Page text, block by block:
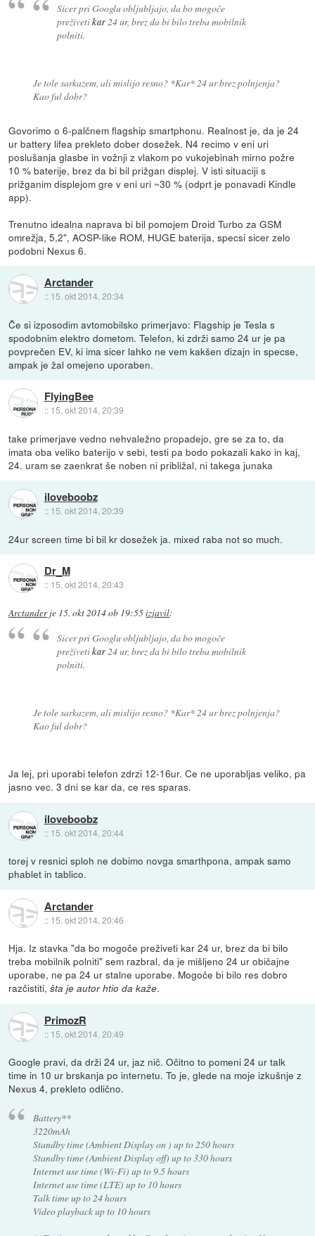
Sicer pri Googlu obljubljajo, da bo mogoče
preživetikar24 ur, brez da bi bilo treba mobilnik
polniti.
Je tole sarkazem, ali mislijo resno? *Kar* 24 ur brez polnjenja?
Kao ful dobr?
Govorimo o 6-palčnem flagship smartphonu. Realnost je, da je 24
ur battery lifea prekleto dober dosežek. N4 recimo v eni uri
poslušanja glasbe in vožnji z vlakom po vukojebinah mirno požre
10 % baterije, brez da bi bil prižgan displej. V isti situaciji s
prižganim displejom gre v eni uri ~30 % (odprt je ponavadi Kindle
app).
Trenutno idealna naprava bi bil pomojem Droid Turbo za GSM
omrežja, 5,2", AOSP-like ROM, HUGE baterija, specsi sicer zelo
podobni Nexus 6.
Arctander
:: 15. okt 2014, 20:34
Če si izposodim avtomobilsko primerjavo: Flagship je Tesla s
spodobnim elektro dometom. Telefon, ki zdrži samo 24 ur je pa
povprečen EV, ki ima sicer lahko ne vem kakšen dizajn in specse,
ampak je žal omejeno uporaben.
FlyingBee
:: 15. okt 2014, 20:39
take primerjave vedno nehvaležno propadejo, gre se za to, da
imata oba veliko baterijo v sebi, testi pa bodo pokazali kako in kaj,
24. uram se zaenkrat še noben ni približal, ni takega junaka
iloveboobz
:: 15. okt 2014, 20:39
24ur screen time bi bil kr dosežek ja. mixed raba not so much.
Dr_M
:: 15. okt 2014, 20:43
Arctanderje 15. okt 2014 ob 19:55izjavil:
Sicer pri Googlu obljubljajo, da bo mogoče
preživetikar24 ur, brez da bi bilo treba mobilnik
polniti.
Je tole sarkazem, ali mislijo resno? *Kar* 24 ur brez polnjenja?
Kao ful dobr?
Ja lej, pri uporabi telefon zdrzi 12-16ur. Ce ne uporabljas veliko, pa
jasno vec. 3 dni se kar da, ce res sparas.
iloveboobz
:: 15. okt 2014, 20:44
torej v resnici sploh ne dobimo novga smarthpona, ampak samo
phablet in tablico.
Arctander
:: 15. okt 2014, 20:46
Hja. Iz stavka "da bo mogoče preživeti kar 24 ur, brez da bi bilo
treba mobilnik polniti" sem razbral, da je mišljeno 24 ur običajne
uporabe, ne pa 24 ur stalne uporabe. Mogoče bi bilo res dobro
razčistiti,šta je autor htio da kaže.
PrimozR
:: 15. okt 2014, 20:49
Google pravi, da drži 24 ur, jaz nič. Očitno to pomeni 24 ur talk
time in 10 ur brskanja po internetu. To je, glede na moje izkušnje z
Nexus 4, prekleto odlično.
Battery**
3220mAh
Standby time (Ambient Display on ) up to 250 hours
Standby time (Ambient Display off) up to 330 hours
Internet use time (Wi-Fi) up to 9.5 hours
Internet use time (LTE) up to 10 hours
Talk time up to 24 hours
Video playback up to 10 hours